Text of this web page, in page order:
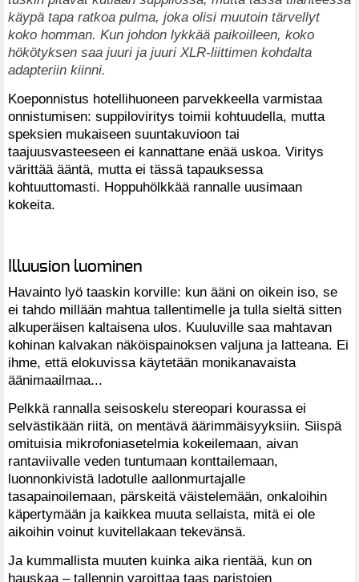
käypä tapa ratkoa pulma, joka olisi muutoin tärvellyt
koko homman. Kun johdon lykkää paikoilleen, koko
hökötyksen saa juuri ja juuri XLR-liittimen kohdalta
adapteriin kiinni.
Koeponnistus hotellihuoneen parvekkeella varmistaa
onnistumisen: suppiloviritys toimii kohtuudella, mutta
speksien mukaiseen suuntakuvioon tai
taajuusvasteeseen ei kannattane enää uskoa. Viritys
värittää ääntä, mutta ei tässä tapauksessa
kohtuuttomasti. Hoppuhölkkää rannalle uusimaan
kokeita.
Illuusion luominen
Havainto lyö taaskin korville: kun ääni on oikein iso, se
ei tahdo millään mahtua tallentimelle ja tulla sieltä sitten
alkuperäisen kaltaisena ulos. Kuuluville saa mahtavan
kohinan kalvakan näköispainoksen valjuna ja latteana. Ei
ihme, että elokuvissa käytetään monikanavaista
äänimaailmaa...
Pelkkä rannalla seisoskelu stereopari kourassa ei
selvästikään riitä, on mentävä äärimmäisyyksiin. Siispä
omituisia mikrofoniasetelmia kokeilemaan, aivan
rantaviivalle veden tuntumaan konttailemaan,
luonnonkivistä ladotulle aallonmurtajalle
tasapainoilemaan, pärskeitä väistelemään, onkaloihin
käpertymään ja kaikkea muuta sellaista, mitä ei ole
aikoihin voinut kuvitellakaan tekevänsä.
Ja kummallista muuten kuinka aika rientää, kun on
hauskaa – tallennin varoittaa taas paristojen